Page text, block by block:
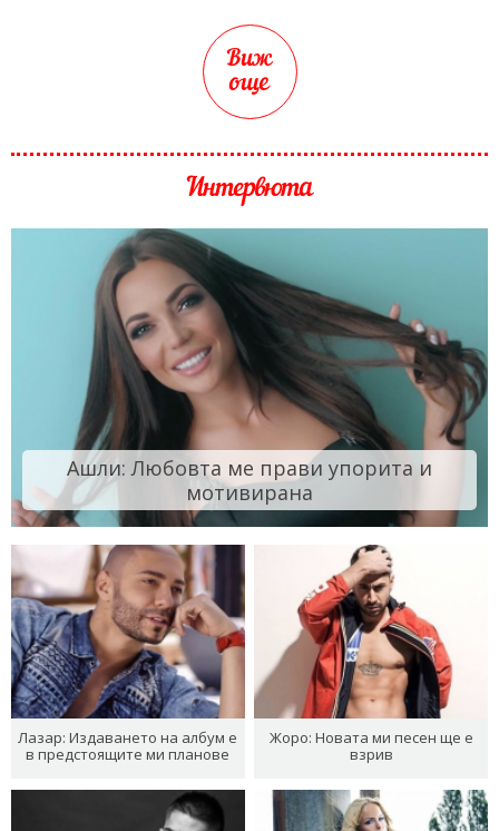
Виж
още
Интервюта
Ашли: Любовта ме прави упорита и
мотивирана
Лазар: Издаването на албум е
в предстоящите ми планове
Жоро: Новата ми песен ще е
взрив